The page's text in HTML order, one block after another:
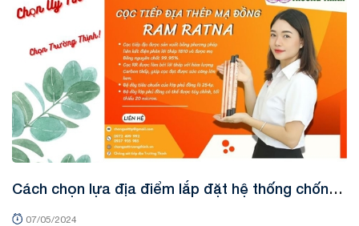
Cách chọn lựa địa điểm lắp đặt hệ thống chống
07/05/2024